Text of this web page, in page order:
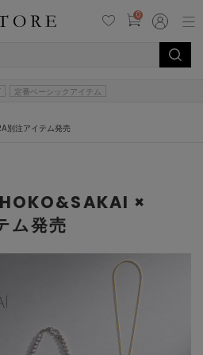
0
定番ベーシックアイテム
別注アイテム発売
×
ム発売